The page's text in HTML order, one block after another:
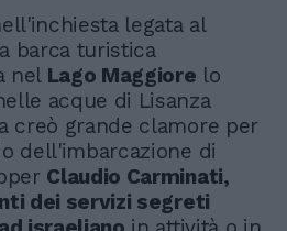
legata al
barca turistica
nel Lago Maggiore lo
acque di Lisanza
creò grande clamore per
dell'imbarcazione di
Claudio Carminati,
dei servizi segreti